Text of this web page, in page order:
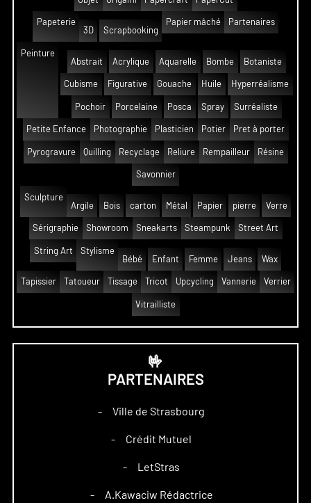
Papeterie
3D
Scrapbooking
Papier mâché Partenaires
Peinture
Abstrait
Acrylique Aquarelle Bombe Botaniste
Cubisme Figurative Gouache Huile Hyperréalisme
Pochoir Porcelaine Posca Spray Surréaliste
Petite Enfance Photographie Plasticien Potier Pret à porter
Pyrogravure Quilling Recyclage Reliure Rempailleur Résine
Savonnier
Sculpture
Argile
Bois carton Métal Papier pierre Verre
Sérigraphie Showroom Sneakarts Steampunk Street Art
String Art
Stylisme
Bébé
Enfant Femme Jeans Wax
Tapissier Tatoueur Tissage Tricot Upcycling Vannerie Verrier
Vitrailliste
🤟
PARTENAIRES
– Ville de Strasbourg
– Crédit Mutuel
– LetStras
– A.Kawaciw Rédactrice